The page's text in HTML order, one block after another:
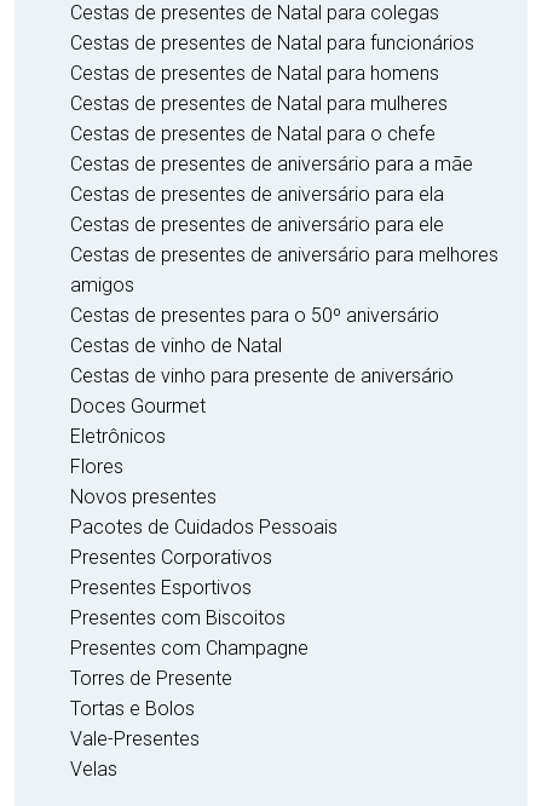
Cestas de presentes de Natal para colegas
Cestas de presentes de Natal para funcionários
Cestas de presentes de Natal para homens
Cestas de presentes de Natal para mulheres
Cestas de presentes de Natal para o chefe
Cestas de presentes de aniversário para a mãe
Cestas de presentes de aniversário para ela
Cestas de presentes de aniversário para ele
Cestas de presentes de aniversário para melhores
amigos
Cestas de presentes para o 50º aniversário
Cestas de vinho de Natal
Cestas de vinho para presente de aniversário
Doces Gourmet
Eletrônicos
Flores
Novos presentes
Pacotes de Cuidados Pessoais
Presentes Corporativos
Presentes Esportivos
Presentes com Biscoitos
Presentes com Champagne
Torres de Presente
Tortas e Bolos
Vale-Presentes
Velas